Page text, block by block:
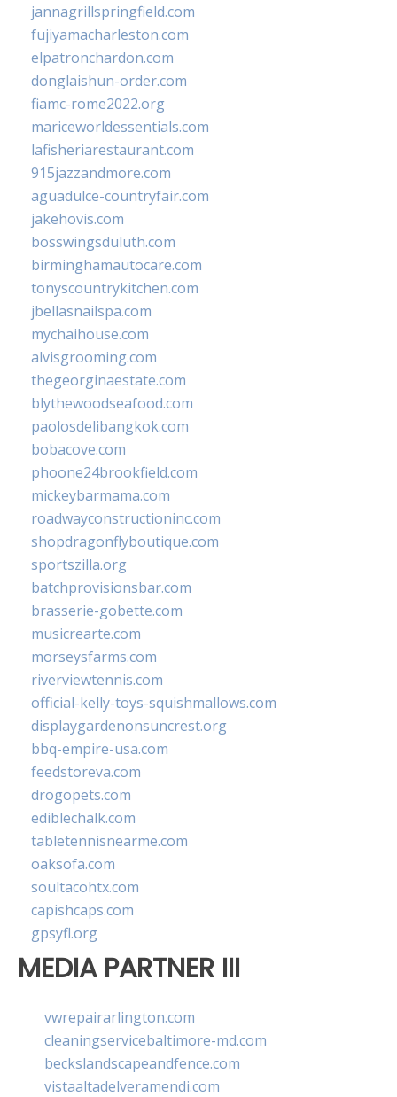
jannagrillspringfield.com
fujiyamacharleston.com
elpatronchardon.com
donglaishun-order.com
fiamc-rome2022.org
mariceworldessentials.com
lafisheriarestaurant.com
915jazzandmore.com
aguadulce-countryfair.com
jakehovis.com
bosswingsduluth.com
birminghamautocare.com
tonyscountrykitchen.com
jbellasnailspa.com
mychaihouse.com
alvisgrooming.com
thegeorginaestate.com
blythewoodseafood.com
paolosdelibangkok.com
bobacove.com
phoone24brookfield.com
mickeybarmama.com
roadwayconstructioninc.com
shopdragonflyboutique.com
sportszilla.org
batchprovisionsbar.com
brasserie-gobette.com
musicrearte.com
morseysfarms.com
riverviewtennis.com
official-kelly-toys-squishmallows.com
displaygardenonsuncrest.org
bbq-empire-usa.com
feedstoreva.com
drogopets.com
ediblechalk.com
tabletennisnearme.com
oaksofa.com
soultacohtx.com
capishcaps.com
gpsyfl.org
MEDIA PARTNER III
vwrepairarlington.com
cleaningservicebaltimore-md.com
beckslandscapeandfence.com
vistaaltadelveramendi.com